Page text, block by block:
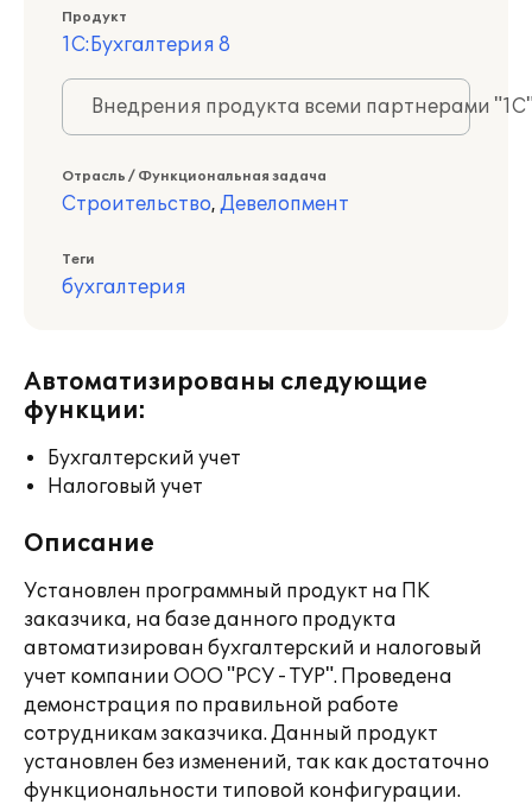
Продукт
1С:Бухгалтерия 8
Внедрения продукта всеми партнерами
Отрасль / Функциональная задача
Строительство, Девелопмент
Теги
бухгалтерия
Автоматизированы следующие
функции:
Бухгалтерский учет
Налоговый учет
Описание
Установлен программный продукт на ПК
заказчика, на базе данного продукта
автоматизирован бухгалтерский и налоговый
учет компании ООО "РСУ - ТУР". Проведена
демонстрация по правильной работе
сотрудникам заказчика. Данный продукт
установлен без изменений, так как достаточно
функциональности типовой конфигурации.